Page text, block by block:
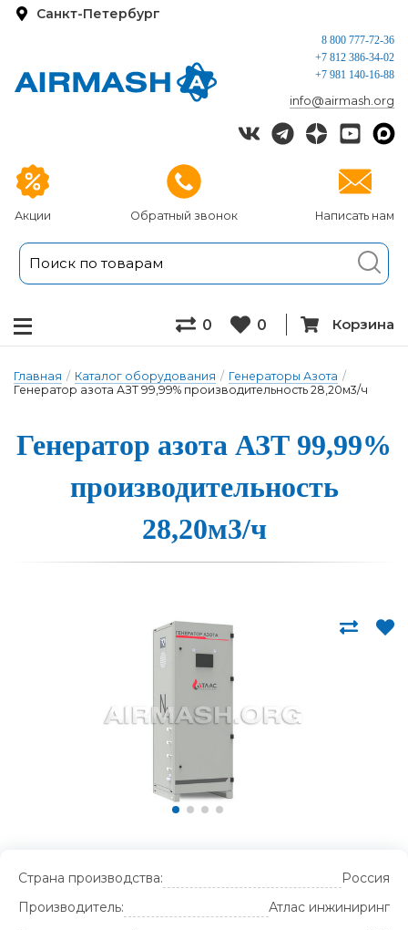
Санкт-Петербург
Акции Обратный звонок Написать нам
8 800 777-72-36
+7 812 386-34-02
+7 981 140-16-88
info@airmash.org
0 0 Корзина
Главная / Каталог оборудования / Генераторы Азота /
Генератор азота АЗТ 99,99% производительность 28,20м3/ч
Генера­тор а­зо­та АЗТ 99,99%
про­из­во­ди­тель­ность
28,20м3/ч
Страна производства:
Россия
Производитель:
Атлас инжиниринг